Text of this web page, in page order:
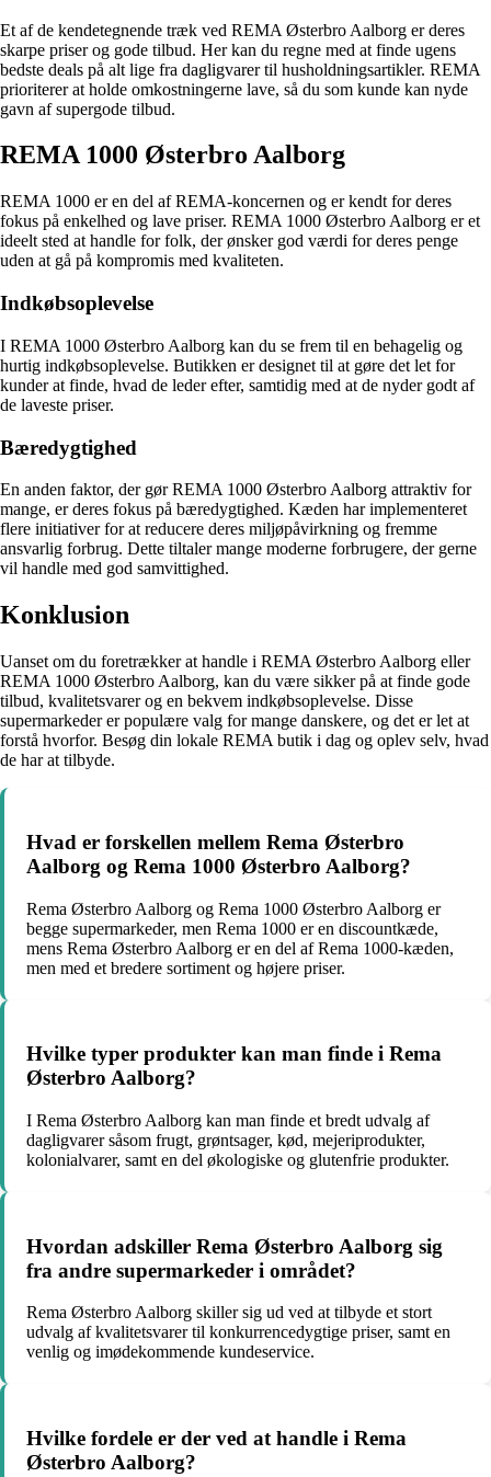
Et af de kendetegnende træk ved REMA Østerbro Aalborg er deres
skarpe priser og gode tilbud. Her kan du regne med at finde ugens
bedste deals på alt lige fra dagligvarer til husholdningsartikler. REMA
prioriterer at holde omkostningerne lave, så du som kunde kan nyde
gavn af supergode tilbud.
REMA 1000 Østerbro Aalborg
REMA 1000 er en del af REMA-koncernen og er kendt for deres
fokus på enkelhed og lave priser. REMA 1000 Østerbro Aalborg er et
ideelt sted at handle for folk, der ønsker god værdi for deres penge
uden at gå på kompromis med kvaliteten.
Indkøbsoplevelse
I REMA 1000 Østerbro Aalborg kan du se frem til en behagelig og
hurtig indkøbsoplevelse. Butikken er designet til at gøre det let for
kunder at finde, hvad de leder efter, samtidig med at de nyder godt af
de laveste priser.
Bæredygtighed
En anden faktor, der gør REMA 1000 Østerbro Aalborg attraktiv for
mange, er deres fokus på bæredygtighed. Kæden har implementeret
flere initiativer for at reducere deres miljøpåvirkning og fremme
ansvarlig forbrug. Dette tiltaler mange moderne forbrugere, der gerne
vil handle med god samvittighed.
Konklusion
Uanset om du foretrækker at handle i REMA Østerbro Aalborg eller
REMA 1000 Østerbro Aalborg, kan du være sikker på at finde gode
tilbud, kvalitetsvarer og en bekvem indkøbsoplevelse. Disse
supermarkeder er populære valg for mange danskere, og det er let at
forstå hvorfor. Besøg din lokale REMA butik i dag og oplev selv, hvad
de har at tilbyde.
Hvad er forskellen mellem Rema Østerbro
Aalborg og Rema 1000 Østerbro Aalborg?
Rema Østerbro Aalborg og Rema 1000 Østerbro Aalborg er
begge supermarkeder, men Rema 1000 er en discountkæde,
mens Rema Østerbro Aalborg er en del af Rema 1000-kæden,
men med et bredere sortiment og højere priser.
Hvilke typer produkter kan man finde i Rema
Østerbro Aalborg?
I Rema Østerbro Aalborg kan man finde et bredt udvalg af
dagligvarer såsom frugt, grøntsager, kød, mejeriprodukter,
kolonialvarer, samt en del økologiske og glutenfrie produkter.
Hvordan adskiller Rema Østerbro Aalborg sig
fra andre supermarkeder i området?
Rema Østerbro Aalborg skiller sig ud ved at tilbyde et stort
udvalg af kvalitetsvarer til konkurrencedygtige priser, samt en
venlig og imødekommende kundeservice.
Hvilke fordele er der ved at handle i Rema
Østerbro Aalborg?